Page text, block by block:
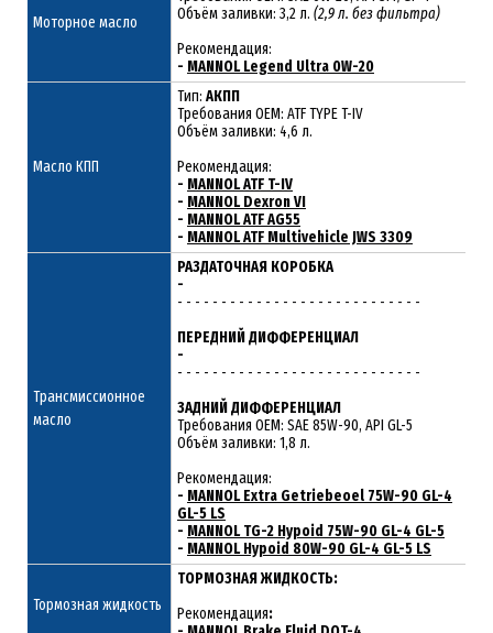
Моторное масло
Объём заливки: 3,2 л. (2,9 л. без фильтра)
Рекомендация:
- MANNOL Legend Ultra 0W-20
Масло КПП
Тип: АКПП
Требования OEM: ATF TYPE T-IV
Объём заливки: 4,6 л.
Рекомендация:
- MANNOL ATF T-IV
- MANNOL Dexron VI
- MANNOL ATF AG55
- MANNOL ATF Multivehicle JWS 3309
Трансмиссионное
масло
РАЗДАТОЧНАЯ КОРОБКА
-
- - - - - - - - - - - - - - - - - - - - - - - - - - - -
ПЕРЕДНИЙ ДИФФЕРЕНЦИАЛ
-
- - - - - - - - - - - - - - - - - - - - - - - - - - - -
ЗАДНИЙ ДИФФЕРЕНЦИАЛ
Требования ОЕМ: SAE 85W-90, API GL-5
Объём заливки: 1,8 л.
Рекомендация:
- MANNOL Extra Getriebeoel 75W-90 GL-4
GL-5 LS
- MANNOL TG-2 Hypoid 75W-90 GL-4 GL-5
- MANNOL Hypoid 80W-90 GL-4 GL-5 LS
Тормозная жидкость
ТОРМОЗНАЯ ЖИДКОСТЬ:
Рекомендация: